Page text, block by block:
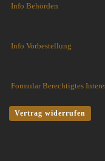
Info Behörden
Info Vorbestellung
Formular Berechtigtes
Vertrag widerrufen